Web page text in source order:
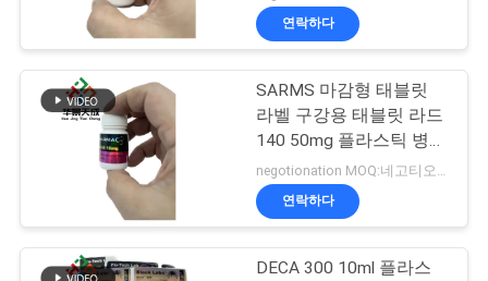
우
안전 홀로그램 스티
27
연락하다
SARMS 마감형 태블릿
라벨 구강용 태블릿 라드
140 50mg 플라스틱 병
라벨
연락하다
DECA 300 10ml 플라스